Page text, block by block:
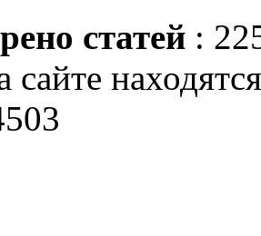
статей :
сайте